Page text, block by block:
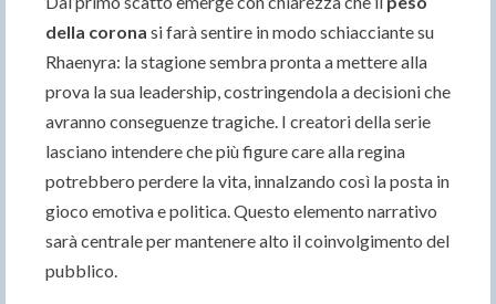
della corona si farà sentire in modo schiacciante su
Rhaenyra: la stagione sembra pronta a mettere alla
prova la sua leadership, costringendola a decisioni che
avranno conseguenze tragiche. I creatori della serie
lasciano intendere che più figure care alla regina
potrebbero perdere la vita, innalzando così la posta in
gioco emotiva e politica. Questo elemento narrativo
sarà centrale per mantenere alto il coinvolgimento del
pubblico.